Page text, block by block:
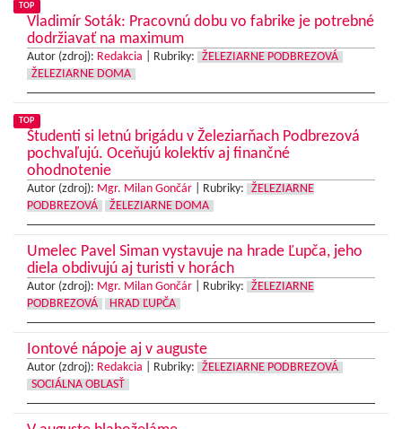
TOP
Vladimír Soták: Pracovnú dobu vo fabrike je potrebné
dodržiavať na maximum
Autor (zdroj): Redakcia Rubriky:
ŽELEZIARNE PODBREZOVÁ
ŽELEZIARNE DOMA
TOP
Študenti si letnú brigádu v Železiarňach Podbrezová
pochvaľujú. Oceňujú kolektív aj finančné
ohodnotenie
Autor (zdroj): Mgr. Milan Gončár Rubriky:
ŽELEZIARNE
PODBREZOVÁ
ŽELEZIARNE DOMA
Umelec Pavel Siman vystavuje na hrade Ľupča, jeho
diela obdivujú aj turisti v horách
Autor (zdroj): Mgr. Milan Gončár Rubriky:
ŽELEZIARNE
PODBREZOVÁ
HRAD ĽUPČA
Iontové nápoje aj v auguste
Autor (zdroj): Redakcia Rubriky:
ŽELEZIARNE PODBREZOVÁ
SOCIÁLNA OBLASŤ